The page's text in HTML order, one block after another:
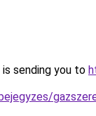
sending you to